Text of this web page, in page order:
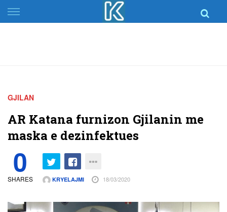
Skip
to
GJILAN
AR Katana furnizon Gjilanin me
maska e dezinfektues
0
SHARES KRYELAJMI 18/03/2020